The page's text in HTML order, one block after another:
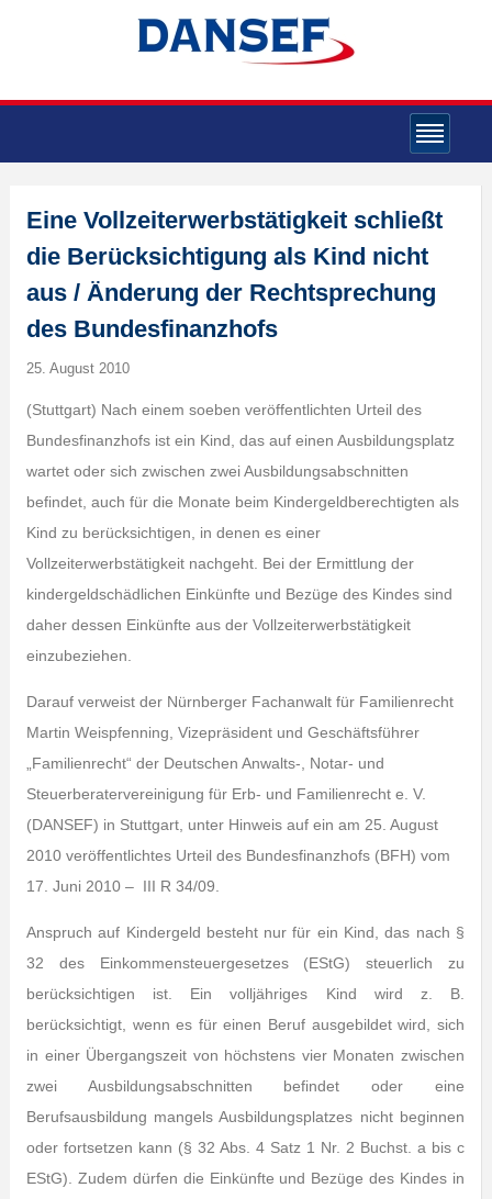
Eine Vollzeiterwerbstätigkeit schließt
die Berücksichtigung als Kind nicht
aus / Änderung der Rechtsprechung
des Bundesfinanzhofs
25. August 2010
(Stuttgart) Nach einem soeben veröffentlichten Urteil des
Bundesfinanzhofs ist ein Kind, das auf einen Ausbildungsplatz
wartet oder sich zwischen zwei Ausbildungsabschnitten
befindet, auch für die Monate beim Kindergeldberechtigten als
Kind zu berücksichtigen, in denen es einer
Vollzeiterwerbstätigkeit nachgeht. Bei der Ermittlung der
kindergeldschädlichen Einkünfte und Bezüge des Kindes sind
daher dessen Einkünfte aus der Vollzeiterwerbstätigkeit
einzubeziehen.
Darauf verweist der Nürnberger Fachanwalt für Familienrecht
Martin Weispfenning, Vizepräsident und Geschäftsführer
„Familienrecht“ der Deutschen Anwalts-, Notar- und
Steuerberatervereinigung für Erb- und Familienrecht e. V.
(DANSEF) in Stuttgart, unter Hinweis auf ein am 25. August
2010 veröffentlichtes Urteil des Bundesfinanzhofs (BFH) vom
17. Juni 2010 – III R 34/09.
Anspruch auf Kindergeld besteht nur für ein Kind, das nach §
32 des Einkommensteuergesetzes (EStG) steuerlich zu
berücksichtigen ist. Ein volljähriges Kind wird z. B.
berücksichtigt, wenn es für einen Beruf ausgebildet wird, sich
in einer Übergangszeit von höchstens vier Monaten zwischen
zwei Ausbildungsabschnitten befindet oder eine
Berufsausbildung mangels Ausbildungsplatzes nicht beginnen
oder fortsetzen kann (§ 32 Abs. 4 Satz 1 Nr. 2 Buchst. a bis c
EStG). Zudem dürfen die Einkünfte und Bezüge des Kindes in